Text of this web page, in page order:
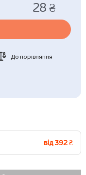
28 ₴
До порівняння
від 392 ₴